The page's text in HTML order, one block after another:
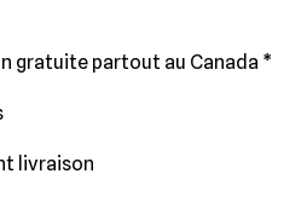
gratuite partout au Canada *
livraison